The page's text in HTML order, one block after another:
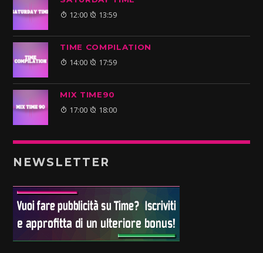
12:00 13:59
TIME COMPILATION
14:00 17:59
MIX TIME90
17:00 18:00
NEWSLETTER